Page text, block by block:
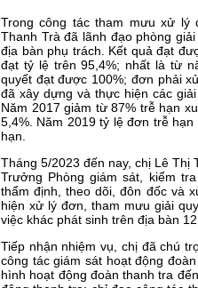
Trong công tác tham mưu xử
Thanh Trà đã lãnh đạo phòng
địa bàn phụ trách. Kết quả đạt
đạt tỷ lệ trên 95,4%; nhất là từ
quyết đạt được 100%; đơn phải
đã xây dựng và thực hiện các
Năm 2017 giảm từ 87% trễ hạn
5,4%. Năm 2019 tỷ lệ đơn trễ
hạn.
Tháng 5/2023 đến nay, chị Lê
Trưởng Phòng giám sát, kiểm
thẩm định, theo dõi, đôn đốc và
hiện xử lý đơn, tham mưu giải
việc khác phát sinh trên địa bàn
Tiếp nhận nhiệm vụ, chị đã chú
công tác giám sát hoạt động
hình hoạt động đoàn thanh tra